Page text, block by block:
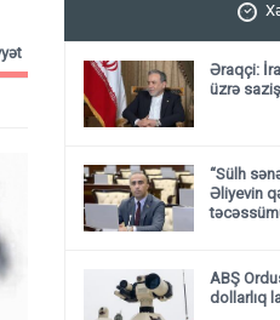
Əraqçi:
üzrə
“Sülh
Əliyevin
ABŞ
dollarlıq